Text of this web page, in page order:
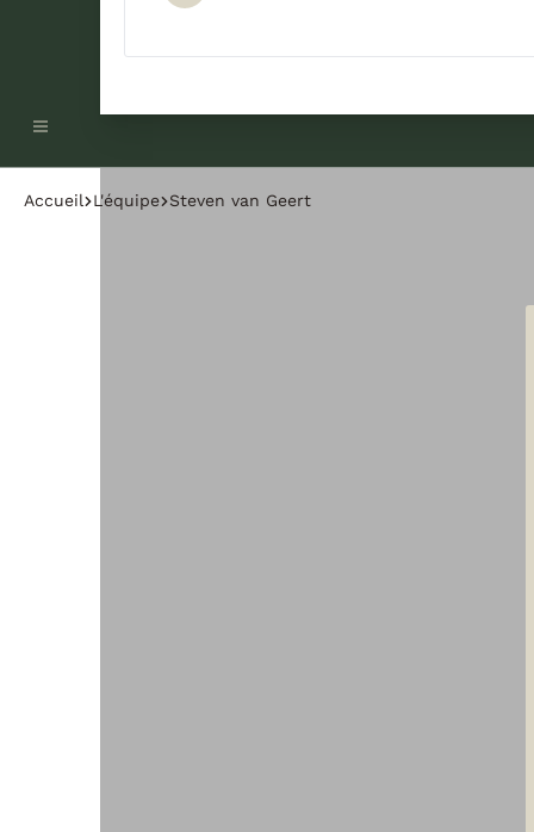
Accueil L'équipe Steven van Geert